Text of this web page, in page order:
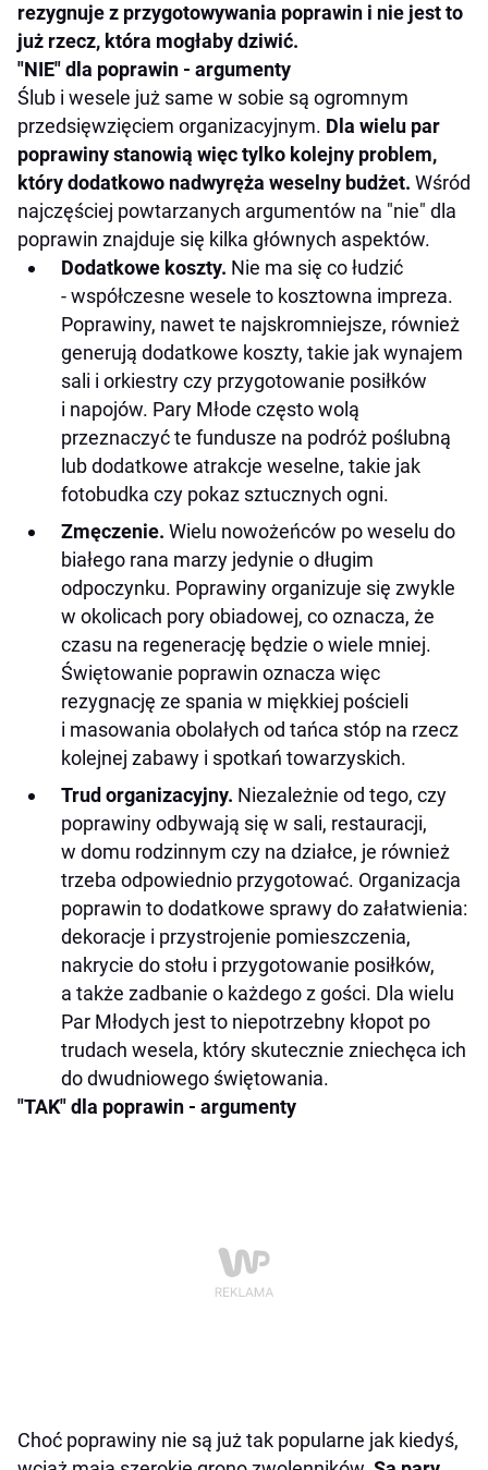
rezygnuje z przygotowywania poprawin i nie jest to
już rzecz, która mogłaby dziwić.
"NIE" dla poprawin - argumenty
Ślub i wesele już same w sobie są ogromnym
przedsięwzięciem organizacyjnym. Dla wielu par
poprawiny stanowią więc tylko kolejny problem,
który dodatkowo nadwyręża weselny budżet. Wśród
najczęściej powtarzanych argumentów na "nie" dla
poprawin znajduje się kilka głównych aspektów.
Dodatkowe koszty. Nie ma się co łudzić
- współczesne wesele to kosztowna impreza.
Poprawiny, nawet te najskromniejsze, również
generują dodatkowe koszty, takie jak wynajem
sali i orkiestry czy przygotowanie posiłków
i napojów. Pary Młode często wolą
przeznaczyć te fundusze na podróż poślubną
lub dodatkowe atrakcje weselne, takie jak
fotobudka czy pokaz sztucznych ogni.
Zmęczenie. Wielu nowożeńców po weselu do
białego rana marzy jedynie o długim
odpoczynku. Poprawiny organizuje się zwykle
w okolicach pory obiadowej, co oznacza, że
czasu na regenerację będzie o wiele mniej.
Świętowanie poprawin oznacza więc
rezygnację ze spania w miękkiej pościeli
i masowania obolałych od tańca stóp na rzecz
kolejnej zabawy i spotkań towarzyskich.
Trud organizacyjny. Niezależnie od tego, czy
poprawiny odbywają się w sali, restauracji,
w domu rodzinnym czy na działce, je również
trzeba odpowiednio przygotować. Organizacja
poprawin to dodatkowe sprawy do załatwienia:
dekoracje i przystrojenie pomieszczenia,
nakrycie do stołu i przygotowanie posiłków,
a także zadbanie o każdego z gości. Dla wielu
Par Młodych jest to niepotrzebny kłopot po
trudach wesela, który skutecznie zniechęca ich
do dwudniowego świętowania.
"TAK" dla poprawin - argumenty
Choć poprawiny nie są już tak popularne jak kiedyś,